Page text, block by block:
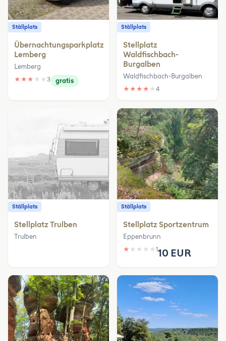
Ställplats
Übernachtungsparkplatz
Lemberg
Lemberg
★ ★ ★ ★ ★ 3 gratis
Ställplats
Stellplatz
Waldfischbach-
Burgalben
Waldfischbach-Burgalben
★ ★ ★ ★ ★ 4
Ställplats
Stellplatz Trulben
Trulben
Ställplats
Stellplatz Sportzentrum
Eppenbrunn
★ ★ ★ ★ ★ 110 EUR